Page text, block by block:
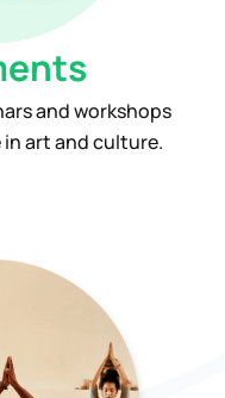
and workshops
art and culture.